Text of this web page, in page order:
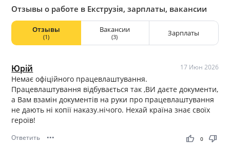
Діяльність
Виробництво ПВХ підвіконь.
Отзывы о работе в Екструзія, зарплаты, вакансии
Отзывы
(1)
Вакансии
(3) Зарплаты
Юрій 17 Июн 2026
Немає офіційного працевлаштування.
Працевлаштування відбувається так ,ВИ даєте документи,
а Вам взамін документів на руки про працевлаштування
не дають ні копії наказу.нічого. Нехай країна знає своїх
героїв!
Ответить ••• thumb_up thumb_down
0